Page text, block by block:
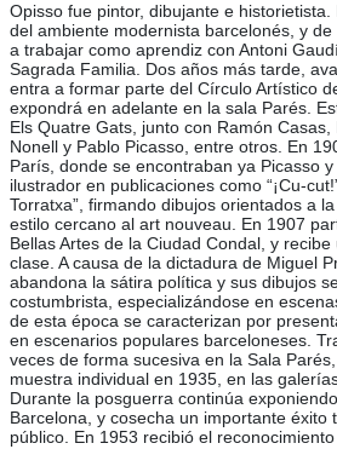
Opisso fue pintor, dibujante e
del ambiente modernista barcelonés, y
a trabajar como aprendiz con Antoni
Sagrada Familia. Dos años más tarde,
entra a formar parte del Círculo Artístico
expondrá en adelante en la sala Parés.
Els Quatre Gats, junto con Ramón
Nonell y Pablo Picasso, entre otros. En
París, donde se encontraban ya Picasso
ilustrador en publicaciones como “¡Cu-
Torratxa”, firmando dibujos orientados a
estilo cercano al art nouveau. En 1907
Bellas Artes de la Ciudad Condal, y
clase. A causa de la dictadura de Miguel
abandona la sátira política y sus dibujos
costumbrista, especializándose en
de esta época se caracterizan por
en escenarios populares barceloneses.
veces de forma sucesiva en la Sala
muestra individual en 1935, en las
Durante la posguerra continúa
Barcelona, y cosecha un importante éxito
público. En 1953 recibió el